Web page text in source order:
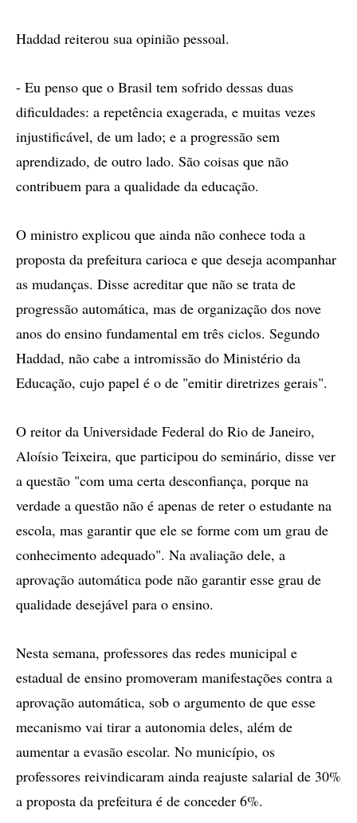
Haddad reiterou sua opinião pessoal.
- Eu penso que o Brasil tem sofrido dessas duas
dificuldades: a repetência exagerada, e muitas vezes
injustificável, de um lado; e a progressão sem
aprendizado, de outro lado. São coisas que não
contribuem para a qualidade da educação.
O ministro explicou que ainda não conhece toda a
proposta da prefeitura carioca e que deseja acompanhar
as mudanças. Disse acreditar que não se trata de
progressão automática, mas de organização dos nove
anos do ensino fundamental em três ciclos. Segundo
Haddad, não cabe a intromissão do Ministério da
Educação, cujo papel é o de "emitir diretrizes gerais".
O reitor da Universidade Federal do Rio de Janeiro,
Aloísio Teixeira, que participou do seminário, disse ver
a questão "com uma certa desconfiança, porque na
verdade a questão não é apenas de reter o estudante na
escola, mas garantir que ele se forme com um grau de
conhecimento adequado". Na avaliação dele, a
aprovação automática pode não garantir esse grau de
qualidade desejável para o ensino.
Nesta semana, professores das redes municipal e
estadual de ensino promoveram manifestações contra a
aprovação automática, sob o argumento de que esse
mecanismo vai tirar a autonomia deles, além de
aumentar a evasão escolar. No município, os
professores reivindicaram ainda reajuste salarial de 30%
a proposta da prefeitura é de conceder 6%.